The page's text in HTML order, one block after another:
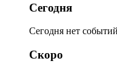
Сегодня
Сегодня нет событий
Скоро